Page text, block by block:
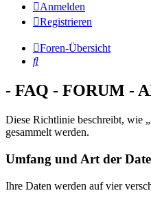
Anmelden
Registrieren
Foren-Übersicht
Suche
- FAQ - FORUM -
Diese Richtlinie beschreibt, wie
gesammelt werden.
Umfang und Art der
Ihre Daten werden auf vier